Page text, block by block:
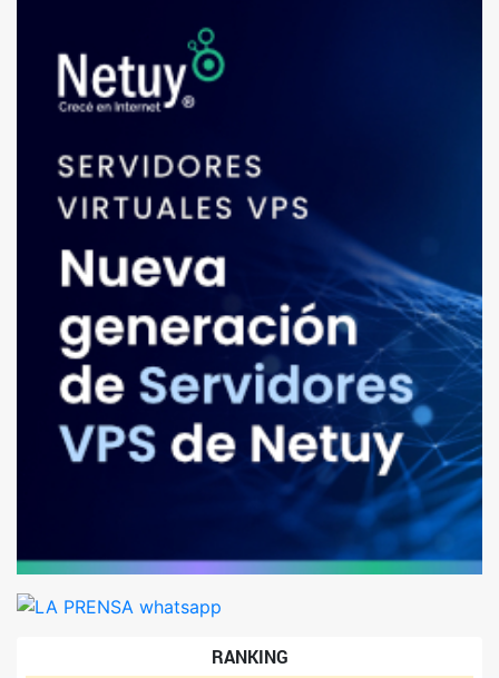
RANKING